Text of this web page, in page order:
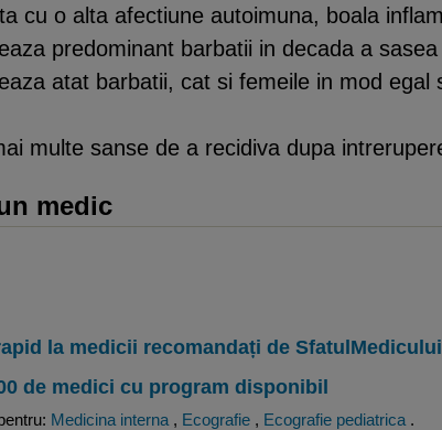
cu o alta afectiune autoimuna, boala
predominant barbatii in decada a
atat barbatii, cat si femeile in mod
multe sanse de a recidiva dupa
medic
la medicii recomandați de
de medici cu program disponibil
Medicina interna , Ecografie , Ecografie pediatrica .